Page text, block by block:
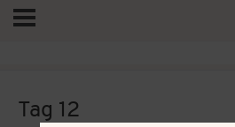
Tag 12